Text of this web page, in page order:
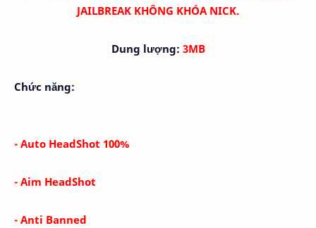
JAILBREAK KHÔNG KHÓA NICK.
Dung lượng: 3MB
Chức năng:
- Auto HeadShot 100%
- Aim HeadShot
- Anti Banned